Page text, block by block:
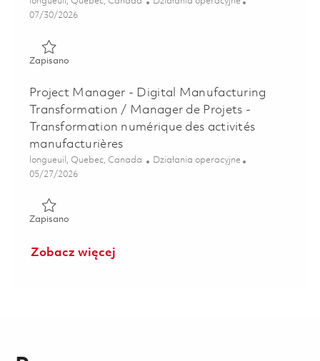
Posted Date
07/30/2026
ZapisanoZapisano Inspecteur montage et essais 01844374
Project Manager - Digital Manufacturing
Transformation / Manager de Projets -
Transformation numérique des activités
manufacturières
Lokalizacja
longueuil, Quebec, Canada Kategoria
Działania operacyjne
Posted Date
05/27/2026
ZapisanoZapisano Project Manager - Digital Manufacturing
Zobacz więcej